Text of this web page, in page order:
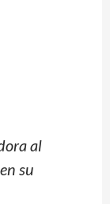
al
su